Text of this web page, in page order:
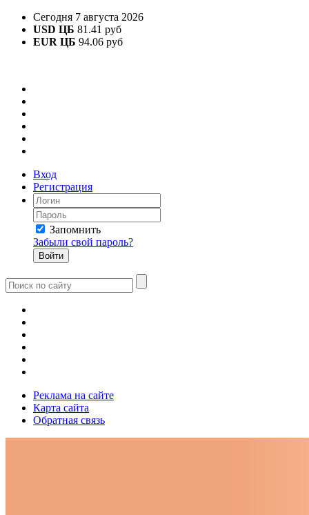
Сегодня 7 августа 2026
USD ЦБ 81.41 руб
EUR ЦБ 94.06 руб
Вход
Регистрация
Запомнить
Забыли свой пароль?
Реклама на сайте
Карта сайта
Обратная связь